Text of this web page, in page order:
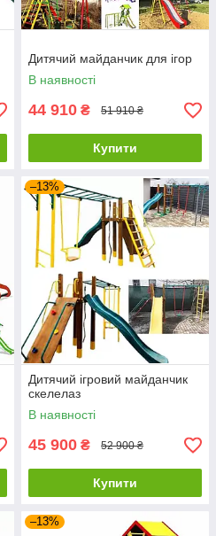
Дитячий майданчик для ігор
В наявності
44 910 ₴ 51 910 ₴
Купити
–13%
Дитячий ігровий майданчик
скелелаз
В наявності
45 900 ₴ 52 900 ₴
Купити
–13%